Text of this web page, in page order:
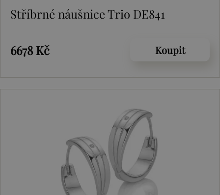
Stříbrné náušnice Trio DE841
6678 Kč Koupit